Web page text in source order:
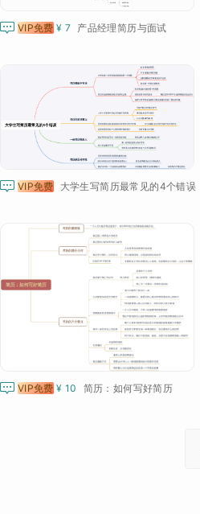
 VIP免费 ¥ 7 产品经理简历与面试
 VIP免费 大学生写简历最常见的4个错误
 VIP免费 ¥ 10 简历：如何写好简历